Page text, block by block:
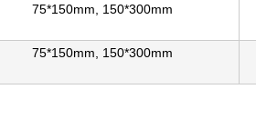
75*150mm, 150*300mm
75*150mm, 150*300mm